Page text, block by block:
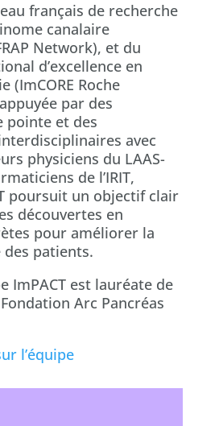
français de recherche
canalaire
Network), et du
d’excellence en
(ImCORE Roche
par des
pointe et des
avec
physiciens du LAAS-
de l’IRIT,
poursuit un objectif clair
découvertes en
pour améliorer la
des patients.
ImPACT est lauréate de
Arc Pancréas
l’équipe